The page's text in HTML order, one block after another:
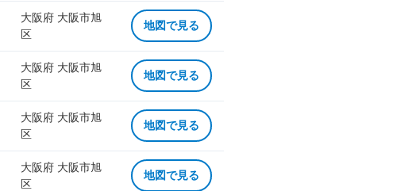
大阪府 大阪市旭
区
地図で見る
大阪府 大阪市旭
区
地図で見る
大阪府 大阪市旭
区
地図で見る
大阪府 大阪市旭
区
地図で見る